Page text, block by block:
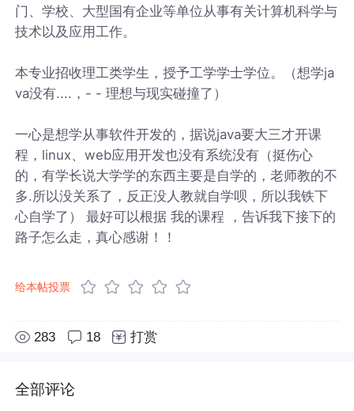
门、学校、大型国有企业等单位从事有关计算机科学与
技术以及应用工作。
本专业招收理工类学生，授予工学学士学位。（想学ja
va没有....，- - 理想与现实碰撞了）
一心是想学从事软件开发的，据说java要大三才开课
程，linux、web应用开发也没有系统没有（挺伤心
的，有学长说大学学的东西主要是自学的，老师教的不
多.所以没关系了，反正没人教就自学呗，所以我铁下
心自学了） 最好可以根据 我的课程 ，告诉我下接下的
路子怎么走，真心感谢！！
给本帖投票
283 18 打赏
全部评论